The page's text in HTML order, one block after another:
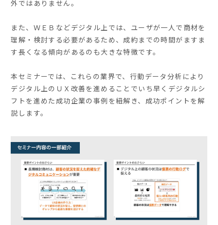
外ではありません。
また、ＷＥＢなどデジタル上では、ユーザが一人で商材を
理解・検討する必要があるため、成約までの時間がますま
す長くなる傾向があるのも大きな特徴です。
本セミナーでは、これらの業界で、行動データ分析により
デジタル上のＵＸ改善を進めることでいち早くデジタルシ
フトを進めた成功企業の事例を紐解き、成功ポイントを解
説します。